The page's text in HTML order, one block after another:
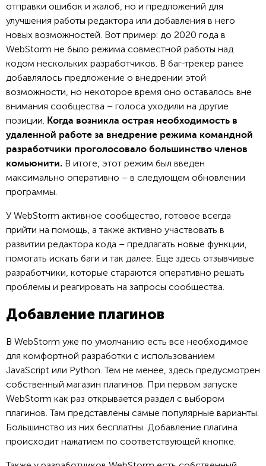
отправки ошибок и жалоб, но и предложений для
улучшения работы редактора или добавления в него
новых возможностей. Вот пример: до 2020 года в
WebStorm не было режима совместной работы над
кодом нескольких разработчиков. В баг-трекер ранее
добавлялось предложение о внедрении этой
возможности, но некоторое время оно оставалось вне
внимания сообщества – голоса уходили на другие
позиции. Когда возникла острая необходимость в
удаленной работе за внедрение режима командной
разработчики проголосовало большинство членов
комьюнити. В итоге, этот режим был введен
максимально оперативно – в следующем обновлении
программы.
У WebStorm активное сообщество, готовое всегда
прийти на помощь, а также активно участвовать в
развитии редактора кода – предлагать новые функции,
помогать искать баги и так далее. Еще здесь отзывчивые
разработчики, которые стараются оперативно решать
проблемы и реагировать на запросы сообщества.
Добавление плагинов
В WebStorm уже по умолчанию есть все необходимое
для комфортной разработки с использованием
JavaScript или Python. Тем не менее, здесь предусмотрен
собственный магазин плагинов. При первом запуске
WebStorm как раз открывается раздел с выбором
плагинов. Там представлены самые популярные варианты.
Большинство из них бесплатны. Добавление плагина
происходит нажатием по соответствующей кнопке.